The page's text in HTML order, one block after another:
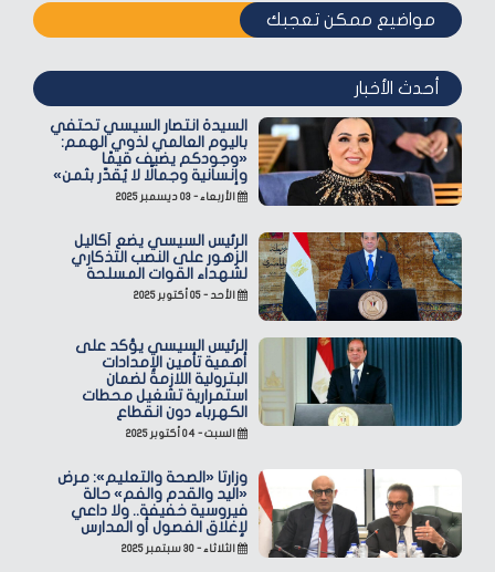
مواضيع ممكن تعجبك
أحدث الأخبار
السيدة انتصار السيسي تحتفي
باليوم العالمي لذوي الهمم:
«وجودكم يضيف قيمًا
وإنسانية وجمالًا لا يُقدّر بثمن»
الأربعاء - ٠٣ ديسمبر ٢٠٢٥
الرئيس السيسي يضع أكاليل
الزهور على النصب التذكاري
لشهداء القوات المسلحة
الأحد - ٠٥ أكتوبر ٢٠٢٥
الرئيس السيسي يؤكد على
أهمية تأمين الإمدادات
البترولية اللازمة لضمان
استمرارية تشغيل محطات
الكهرباء دون انقطاع
السبت - ٠٤ أكتوبر ٢٠٢٥
وزارتا «الصحة والتعليم»: مرض
«اليد والقدم والفم» حالة
فيروسية خفيفة.. ولا داعي
لإغلاق الفصول أو المدارس
الثلاثاء - ٣٠ سبتمبر ٢٠٢٥